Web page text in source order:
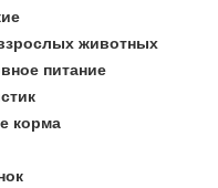
животных
питание
корма